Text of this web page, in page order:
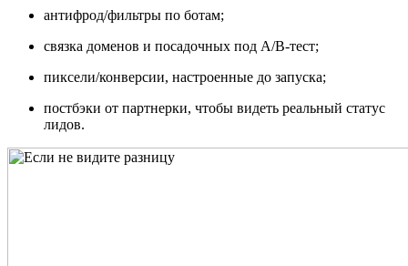
антифрод/фильтры по ботам;
связка доменов и посадочных под A/B-тест;
пиксели/конверсии, настроенные до запуска;
постбэки от партнерки, чтобы видеть реальный статус
лидов.